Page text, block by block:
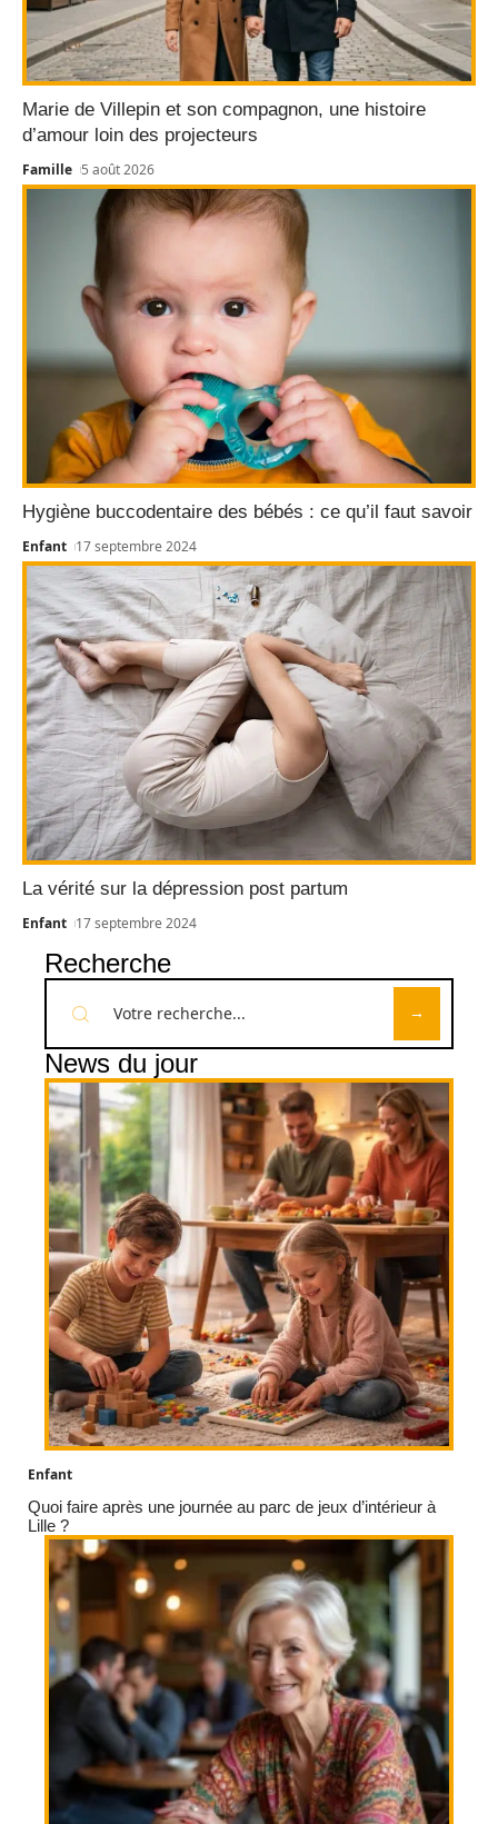
Marie de Villepin et son compagnon, une histoire
d’amour loin des projecteurs
Famille 5 août 2026
Hygiène buccodentaire des bébés : ce qu’il faut savoir
Enfant 17 septembre 2024
La vérité sur la dépression post partum
Enfant 17 septembre 2024
Recherche
News du jour
Enfant
Quoi faire après une journée au parc de jeux d’intérieur à
Lille ?